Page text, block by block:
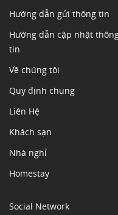
Hướng dẫn gửi thông tin
Hướng dẫn cập nhật
tin
Về chúng tôi
Quy định chung
Liên Hệ
Khách sạn
Nhà nghỉ
Homestay
Social Network